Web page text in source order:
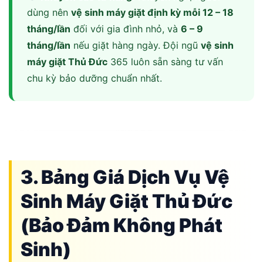
dùng nên vệ sinh máy giặt định kỳ mỗi 12 – 18
tháng/lần đối với gia đình nhỏ, và 6 – 9
tháng/lần nếu giặt hàng ngày. Đội ngũ vệ sinh
máy giặt Thủ Đức 365 luôn sẵn sàng tư vấn
chu kỳ bảo dưỡng chuẩn nhất.
3. Bảng Giá Dịch Vụ Vệ
Sinh Máy Giặt Thủ Đức
(Bảo Đảm Không Phát
Sinh)